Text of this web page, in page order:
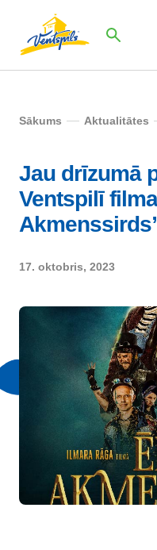
Sākums Aktualitātes
Jau drīzumā
Ventspilī
17. oktobris, 2023